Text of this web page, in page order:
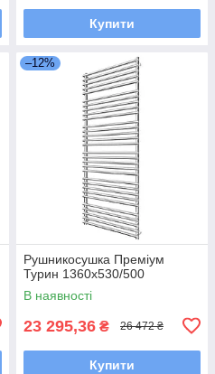
Купити
–12%
Рушникосушка Преміум
Турин 1360х530/500
В наявності
23 295,36 ₴ 26 472 ₴
Купити